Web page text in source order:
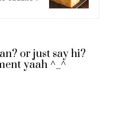
or just say hi?
yaah ^_^